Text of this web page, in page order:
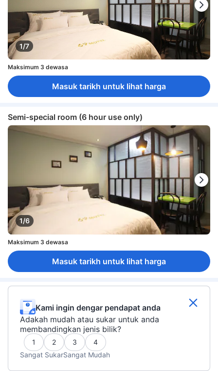
1/7
Maksimum 3 dewasa
Masuk tarikh untuk lihat harga
Semi-special room (6 hour use only)
1/6
Maksimum 3 dewasa
Masuk tarikh untuk lihat harga
Kami ingin dengar pendapat anda
Adakah mudah atau sukar untuk anda
membandingkan jenis bilik?
1 2 3
4
Sangat SukarSangat Mudah